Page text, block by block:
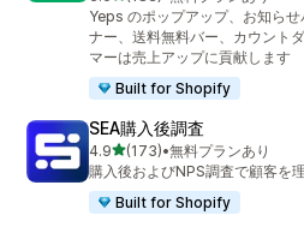
合計レビュー数：183件
Yeps のポップアップ、お知ら
ナー、送料無料バー、カウント
マーは売上アップに貢献します
Built for Shopify
SEA購入後調査
4.95つ星中
(173)
合計レビュー数：173件
•無料プランあり
購入後およびNPS調査で顧客を
Built for Shopify